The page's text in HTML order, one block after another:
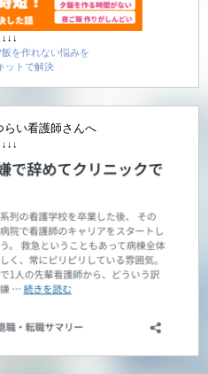
↓↓↓
を作れない悩みを
ットで解決
らい看護師さんへ
↓↓↓